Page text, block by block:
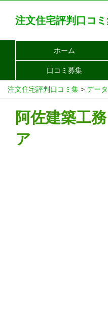
注文住宅評判口コ
ホーム
口コミ募集
注文住宅評判口コミ集 > データ
阿佐建築工
ア